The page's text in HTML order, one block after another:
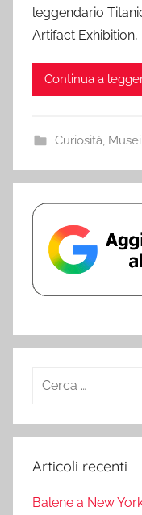
leggendario
Artifact
Continua a
Curiosità, Musei
Ricerca
Articoli recenti
Balene a New